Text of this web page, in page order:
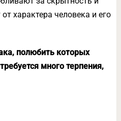
характера человека и его
полюбить которых
много терпения,